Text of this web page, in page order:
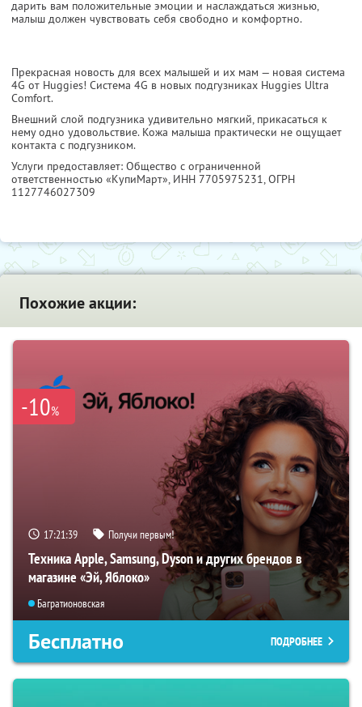
дарить вам положительные эмоции и наслаждаться жизнью,
малыш должен чувствовать себя свободно и комфортно.
Прекрасная новость для всех малышей и их мам — новая система
4G от Huggies! Система 4G в новых подгузниках Huggies Ultra
Comfort.
Внешний слой подгузника удивительно мягкий, прикасаться к
нему одно удовольствие. Кожа малыша практически не ощущает
контакта с подгузником.
Услуги предоставляет: Общество с ограниченной
ответственностью «КупиМарт», ИНН 7705975231, ОГРН
1127746027309
Похожие акции:
-10%
17:21:38 Получи первым!
Техника Apple, Samsung, Dyson и других брендов в
магазине «Эй, Яблоко»
Багратионовская
Бесплатно ПОДРОБНЕЕ